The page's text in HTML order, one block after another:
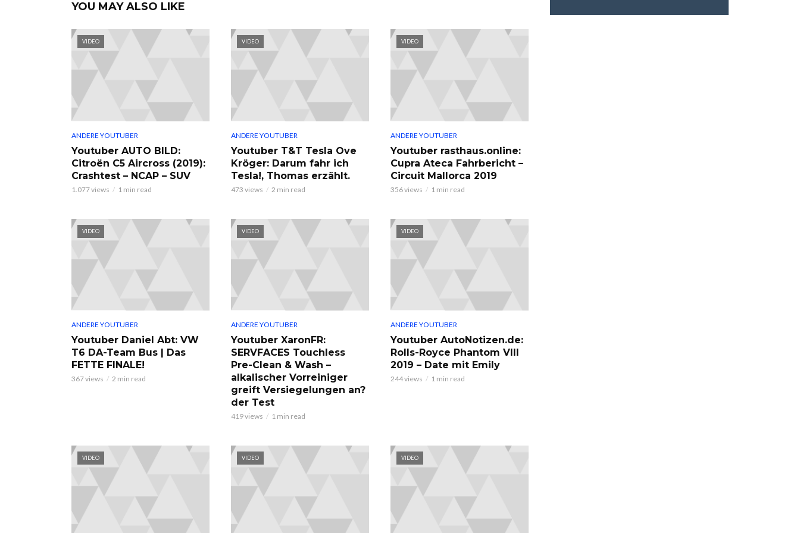
YOU MAY ALSO LIKE
VIDEO
ANDERE YOUTUBER
Youtuber AUTO BILD:
Citroën C5 Aircross (2019):
Crashtest – NCAP – SUV
1.077 views 1 min read
VIDEO
ANDERE YOUTUBER
Youtuber T&T Tesla Ove
Kröger: Darum fahr ich
Tesla!, Thomas erzählt.
473 views 2 min read
VIDEO
ANDERE YOUTUBER
Youtuber rasthaus.online:
Cupra Ateca Fahrbericht –
Circuit Mallorca 2019
356 views 1 min read
VIDEO
ANDERE YOUTUBER
Youtuber Daniel Abt: VW
T6 DA-Team Bus | Das
FETTE FINALE!
367 views 2 min read
VIDEO
ANDERE YOUTUBER
Youtuber XaronFR:
SERVFACES Touchless
Pre-Clean & Wash –
alkalischer Vorreiniger
greift Versiegelungen an?
der Test
419 views 1 min read
VIDEO
ANDERE YOUTUBER
Youtuber AutoNotizen.de:
Rolls-Royce Phantom VIII
2019 – Date mit Emily
244 views 1 min read
VIDEO VIDEO VIDEO